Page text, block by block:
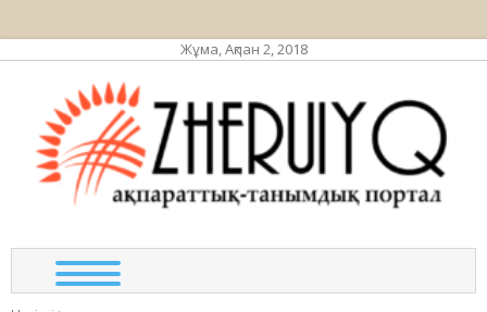
Жұма, Ақпан 2, 2018